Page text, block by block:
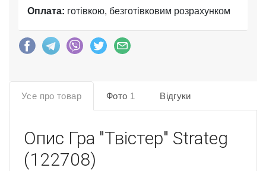
Оплата: готівкою, безготівковим розрахунком
Усе про товар Фото 1 Відгуки
Опис Гра "Твістер" Strateg
(122708)